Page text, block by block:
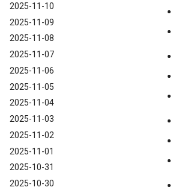
2025-11-10
2025-11-09
2025-11-08
2025-11-07
2025-11-06
2025-11-05
2025-11-04
2025-11-03
2025-11-02
2025-11-01
2025-10-31
2025-10-30